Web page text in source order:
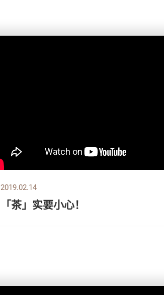
2019.02.14
「茶」实要小心！